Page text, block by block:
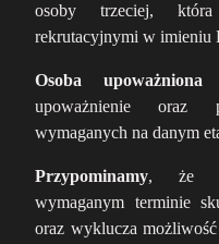
osoby trzeciej,
rekrutacyjnymi w imieniu
Osoba
upoważnienie oraz
wymaganych na danym
Przypominamy, że
wymaganym terminie
oraz wyklucza